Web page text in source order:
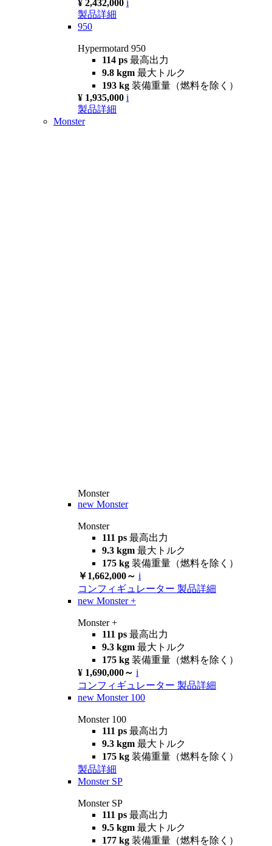
¥ 2,432,000 i
製品詳細
950
Hypermotard 950
114 ps 最高出力
9.8 kgm 最大トルク
193 kg 装備重量（燃料を除く）
¥ 1,935,000 i
製品詳細
Monster
Monster
new Monster
Monster
111 ps 最高出力
9.3 kgm 最大トルク
175 kg 装備重量（燃料を除く）
￥1,662,000～ i
コンフィギュレーター 製品詳細
new Monster +
Monster +
111 ps 最高出力
9.3 kgm 最大トルク
175 kg 装備重量（燃料を除く）
¥ 1,690,000～ i
コンフィギュレーター 製品詳細
new Monster 100
Monster 100
111 ps 最高出力
9.3 kgm 最大トルク
175 kg 装備重量（燃料を除く）
製品詳細
Monster SP
Monster SP
111 ps 最高出力
9.5 kgm 最大トルク
177 kg 装備重量（燃料を除く）